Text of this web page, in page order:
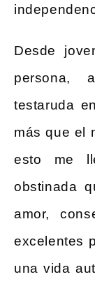
Desde
persona,
testaruda
más que el
esto me
obstinada
amor,
excelentes
una vida